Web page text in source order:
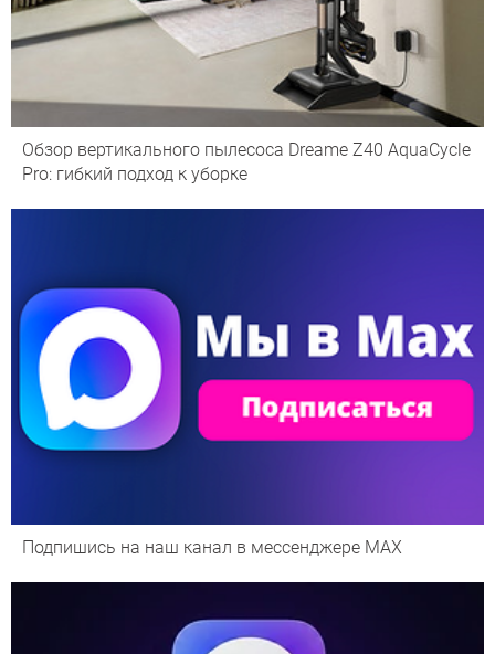
Обзор вертикального пылесоса Dreame Z40 AquaCycle
Pro: гибкий подход к уборке
Подпишись на наш канал в мессенджере МАХ